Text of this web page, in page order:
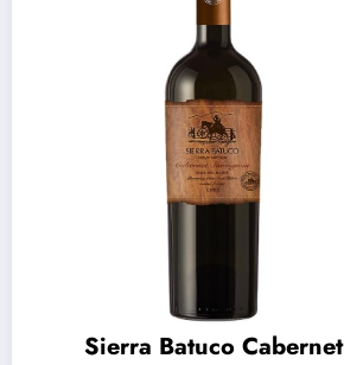
Sierra Batuco Cabernet